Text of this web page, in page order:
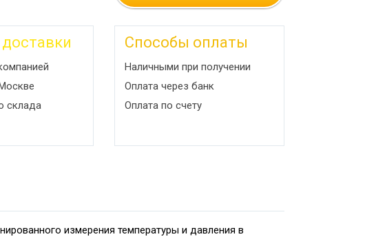
склада
Способы оплаты
Наличными при получении
Оплата через банк
Оплата по счету
измерения температуры и давления в